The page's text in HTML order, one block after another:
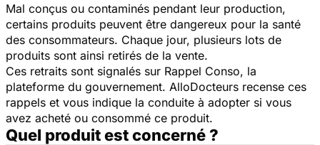
Mal conçus ou contaminés pendant leur production,
certains produits peuvent être dangereux pour la santé
des consommateurs. Chaque jour, plusieurs lots de
produits sont ainsi retirés de la vente.
Ces retraits sont signalés sur Rappel Conso, la
plateforme du gouvernement. AlloDocteurs recense ces
rappels et vous indique la conduite à adopter si vous
avez acheté ou consommé ce produit.
Quel produit est concerné ?